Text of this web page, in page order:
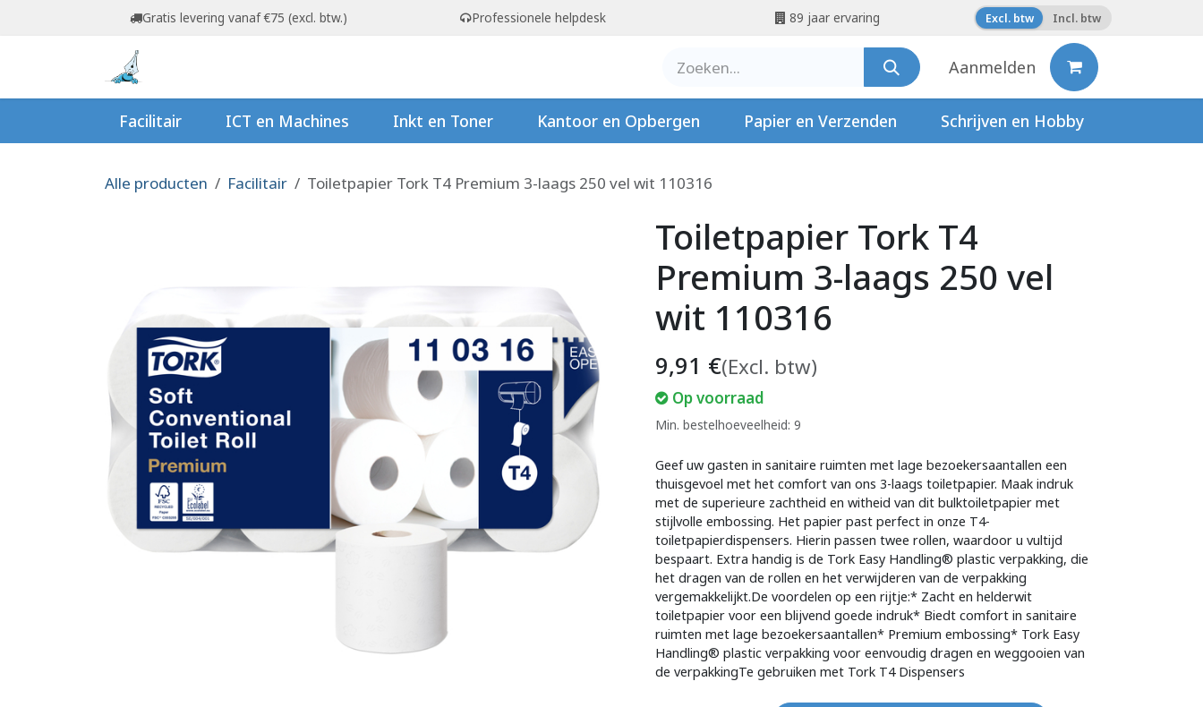
Overslaan naar inhoudGratis levering vanaf €75 (excl. btw.) Professionele helpdesk 89 jaar ervaring Excl. btw Incl. btw
Aanmelden
Facilitair ICT en Machines Inkt en Toner Kantoor en Opbergen Papier en Verzenden Schrijven en Hobby
Alle producten Facilitair Toiletpapier Tork T4 Premium 3-laags 250 vel wit 110316
Toiletpapier Tork T4
Premium 3-laags 250 vel
wit 110316
9,91 €(Excl. btw)
Op voorraad
Min. bestelhoeveelheid: 9
Geef uw gasten in sanitaire ruimten met lage bezoekersaantallen een
thuisgevoel met het comfort van ons 3-laags toiletpapier. Maak indruk
met de superieure zachtheid en witheid van dit bulktoiletpapier met
stijlvolle embossing. Het papier past perfect in onze T4-
toiletpapierdispensers. Hierin passen twee rollen, waardoor u vultijd
bespaart. Extra handig is de Tork Easy Handling® plastic verpakking, die
het dragen van de rollen en het verwijderen van de verpakking
vergemakkelijkt.De voordelen op een rijtje:* Zacht en helderwit
toiletpapier voor een blijvend goede indruk* Biedt comfort in sanitaire
ruimten met lage bezoekersaantallen* Premium embossing* Tork Easy
Handling® plastic verpakking voor eenvoudig dragen en weggooien van
de verpakkingTe gebruiken met Tork T4 Dispensers